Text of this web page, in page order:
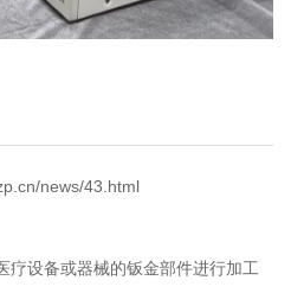
news/43.html
疗设备或器械的钣金部件进行加工